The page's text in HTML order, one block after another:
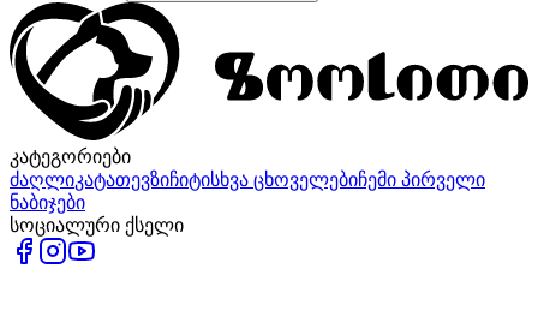
კატეგორიები
ძაღლიკატათევზიჩიტისხვა ცხოველებიჩემი პირველი
ნაბიჯები
სოციალური ქსელი